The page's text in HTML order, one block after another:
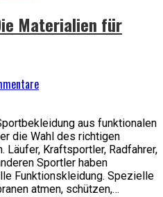
Materialien für
aus funktionalen
die Wahl des richtigen
Läufer, Kraftsportler, Radfahrer,
Sportler haben
Funktionskleidung. Spezielle
atmen, schützen,…